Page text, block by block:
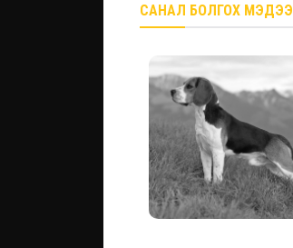
САНАЛ БОЛГОХ МЭДЭЭ